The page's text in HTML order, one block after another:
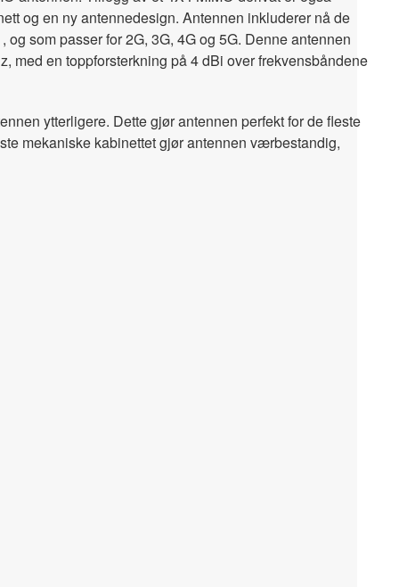
og en ny antennedesign. Antennen inkluderer nå de
som passer for 2G, 3G, 4G og 5G. Denne antennen
med en toppforsterkning på 4 dBi over frekvensbåndene
ytterligere. Dette gjør antennen perfekt for de fleste
mekaniske kabinettet gjør antennen værbestandig,